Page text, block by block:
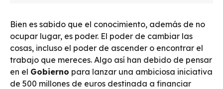
Bien es sabido que el conocimiento, además de no
ocupar lugar, es poder. El poder de cambiar las
cosas, incluso el poder de ascender o encontrar el
trabajo que mereces. Algo así han debido de pensar
en el Gobierno para lanzar una ambiciosa iniciativa
de 500 millones de euros destinada a financiar